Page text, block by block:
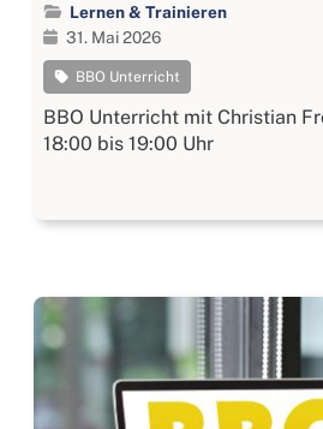
Lernen & Trainieren
31. Mai 2026
BBO Unterricht
BBO Unterricht mit Christian
18:00 bis 19:00 Uhr